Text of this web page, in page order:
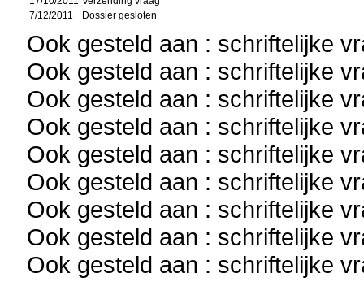
7/12/2011
Dossier gesloten
Ook gesteld aan : schriftelijke
Ook gesteld aan : schriftelijke
Ook gesteld aan : schriftelijke
Ook gesteld aan : schriftelijke
Ook gesteld aan : schriftelijke
Ook gesteld aan : schriftelijke
Ook gesteld aan : schriftelijke
Ook gesteld aan : schriftelijke
Ook gesteld aan : schriftelijke